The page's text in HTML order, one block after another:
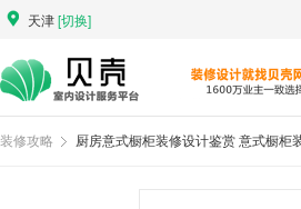
天津[切换]
装修攻略 厨房意式橱柜装修设计鉴赏 意式橱柜